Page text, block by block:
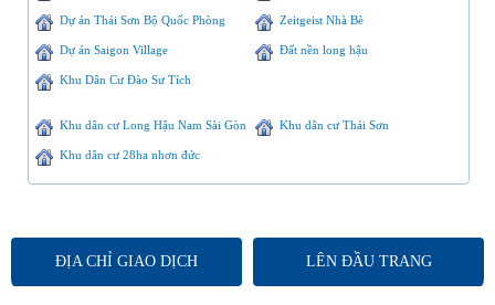
Dự án Thái Sơn Bộ Quốc Phòng Zeitgeist Nhà Bè
Dự án Saigon Village Đất nền long hậu
Khu Dân Cư Đào Sư Tích
Khu dân cư Long Hậu Nam Sài Gòn Khu dân cư Thái Sơn
Khu dân cư 28ha nhơn đức
ĐỊA CHỈ GIAO DỊCH LÊN ĐẦU TRANG